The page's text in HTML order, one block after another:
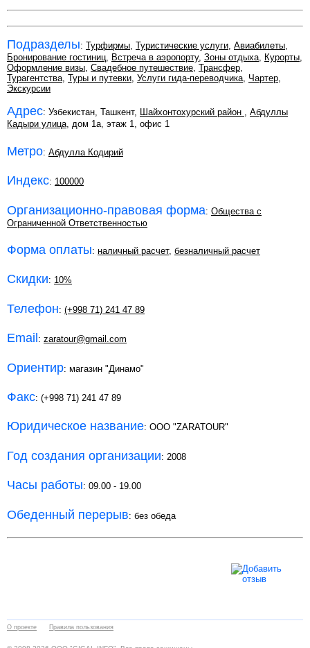
Подразделы: Турфирмы, Туристические услуги, Авиабилеты,
Бронирование гостиниц, Встреча в аэропорту, Зоны отдыха, Курорты,
Оформление визы, Свадебное путешествие, Трансфер,
Турагентства, Туры и путевки, Услуги гида-переводчика, Чартер,
Экскурсии
Адрес: Узбекистан, Ташкент, Шайхонтохурский район , Абдуллы
Кадыри улица, дом 1а, этаж 1, офис 1
Метро: Абдулла Кодирий
Индекс: 100000
Организационно-правовая форма: Общества с
Ограниченной Ответственностью
Форма оплаты: наличный расчет, безналичный расчет
Скидки: 10%
Телефон: (+998 71) 241 47 89
Email : zaratour@gmail.com
Ориентир: магазин "Динамо"
Факс: (+998 71) 241 47 89
Юридическое название: OOO "ZARATOUR"
Год создания организации: 2008
Часы работы: 09.00 - 19.00
Обеденный перерыв: без обеда
О проекте Правила пользования